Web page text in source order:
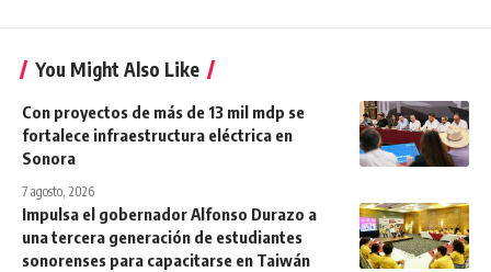
You Might Also Like
Con proyectos de más de 13 mil mdp se
fortalece infraestructura eléctrica en
Sonora
7 agosto, 2026
Impulsa el gobernador Alfonso Durazo a
una tercera generación de estudiantes
sonorenses para capacitarse en Taiwán